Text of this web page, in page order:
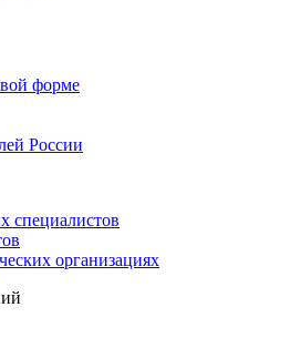
форме
России
специалистов
организациях